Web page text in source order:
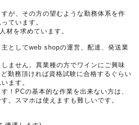
が、その方の望むような勤務体系を作
ています。
材を求めています。
としてweb shopの運営、配達、発送業
ません。異業種の方でワインに ご興味
勤務頂ければ資格試験に合格するぐらい
ます。
！PCの基本的な作業を出来な い方は、
。スマホは使えますも難しいです。